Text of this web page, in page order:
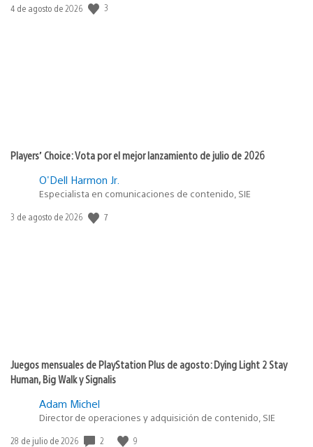
Fecha
4 de agosto de 2026 3
Players’ Choice: Vota por el mejor lanzamiento de julio de 2026
O'Dell Harmon Jr.
Especialista en comunicaciones de contenido, SIE
Fecha
3 de agosto de 2026 7
Juegos mensuales de PlayStation Plus de agosto: Dying Light 2 Stay
Human, Big Walk y Signalis
Adam Michel
Director de operaciones y adquisición de contenido, SIE
Fecha
28 de julio de 2026 2 9